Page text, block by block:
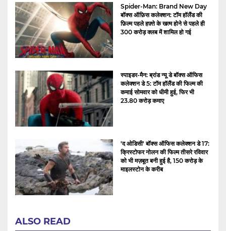
Spider-Man: Brand New Day
बॉक्स ऑफ़िस कलेक्शन: टॉम हॉलैंड की
फ़िल्म पहले हफ़्ते के खत्म होने से पहले ही
300 करोड़ क्लब में शामिल हो गई
स्पाइडर-मैन: ब्रांड न्यू डे बॉक्स ऑफिस
कलेक्शन डे 5: टॉम हॉलैंड की फिल्म की
कमाई सोमवार को धीमी हुई, फिर भी
23.80 करोड़ कमाए
'द ओडिसी' बॉक्स ऑफिस कलेक्शन डे 17:
क्रिस्टोफर नोलन की फिल्म तीसरे रविवार
को भी मज़बूत बनी हुई है, 150 करोड़ के
माइलस्टोन के करीब
ALSO READ